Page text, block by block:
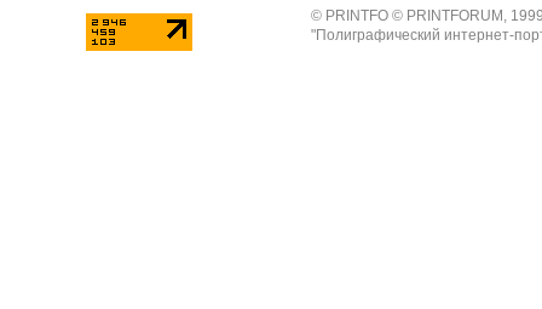
© PRINTFO © PRINTFORUM,
"Полиграфический интернет-